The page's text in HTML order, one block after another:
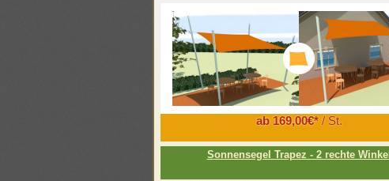
ab 169,00€*/ St.
Sonnensegel Trapez - 2 rechte Winkel